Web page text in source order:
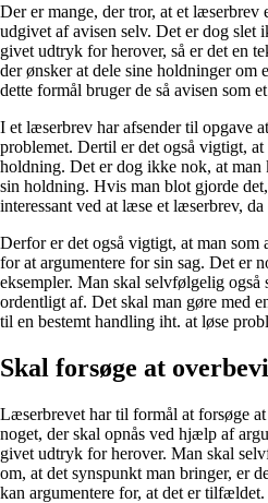
Der er mange, der tror, at et læserbrev
udgivet af avisen selv. Det er dog slet
givet udtryk for herover, så er det en
der ønsker at dele sine holdninger om
dette formål bruger de så avisen som
I et læserbrev har afsender til opgave
problemet. Dertil er det også vigtigt, at
holdning. Det er dog ikke nok, at
sin holdning. Hvis man blot gjorde
interessant ved at læse et læserbrev,
Derfor er det også vigtigt, at man som
for at argumentere for sin sag. Det er
eksempler. Man skal selvfølgelig
ordentligt af. Det skal man gøre med
til en bestemt handling iht. at løse
Skal forsøge at
Læserbrevet har til formål at forsøge
noget, der skal opnås ved hjælp af
givet udtryk for herover. Man skal
om, at det synspunkt man bringer, er
kan argumentere for, at det er tilfældet.